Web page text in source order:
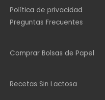
Política de privacidad
Preguntas Frecuentes
Comprar Bolsas de Papel
Recetas Sin Lactosa